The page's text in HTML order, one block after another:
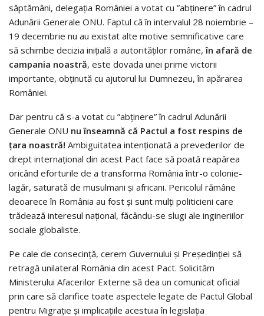
săptămâni, delegația României a votat cu ”abținere” în cadrul
Adunării Generale ONU. Faptul că în intervalul 28 noiembrie –
19 decembrie nu au existat alte motive semnificative care
să schimbe decizia inițială a autorităților române, în afară de
campania noastră, este dovada unei prime victorii
importante, obținută cu ajutorul lui Dumnezeu, în apărarea
României.
Dar pentru că s-a votat cu ”abținere” în cadrul Adunării
Generale ONU nu înseamnă că Pactul a fost respins de
țara noastră! Ambiguitatea intenționată a prevederilor de
drept internațional din acest Pact face să poată reapărea
oricând eforturile de a transforma România într-o colonie-
lagăr, saturată de musulmani și africani. Pericolul rămâne
deoarece în România au fost și sunt mulți politicieni care
trădează interesul național, făcându-se slugi ale ingineriilor
sociale globaliste.
Pe cale de consecință, cerem Guvernului și Președinției să
retragă unilateral România din acest Pact. Solicităm
Ministerului Afacerilor Externe să dea un comunicat oficial
prin care să clarifice toate aspectele legate de Pactul Global
pentru Migrație și implicațiile acestuia în legislația